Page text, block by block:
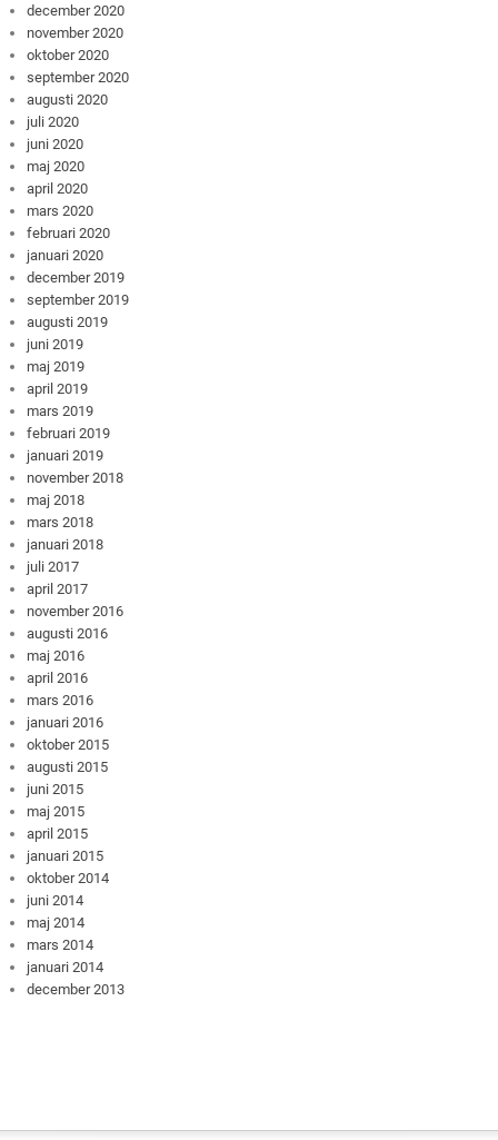
december 2020
november 2020
oktober 2020
september 2020
augusti 2020
juli 2020
juni 2020
maj 2020
april 2020
mars 2020
februari 2020
januari 2020
december 2019
september 2019
augusti 2019
juni 2019
maj 2019
april 2019
mars 2019
februari 2019
januari 2019
november 2018
maj 2018
mars 2018
januari 2018
juli 2017
april 2017
november 2016
augusti 2016
maj 2016
april 2016
mars 2016
januari 2016
oktober 2015
augusti 2015
juni 2015
maj 2015
april 2015
januari 2015
oktober 2014
juni 2014
maj 2014
mars 2014
januari 2014
december 2013